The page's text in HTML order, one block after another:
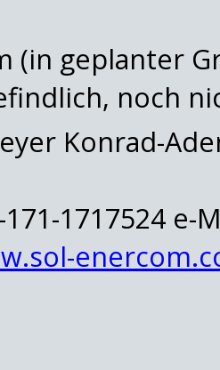
(in geplanter
noch
Konrad-
1717524 e-